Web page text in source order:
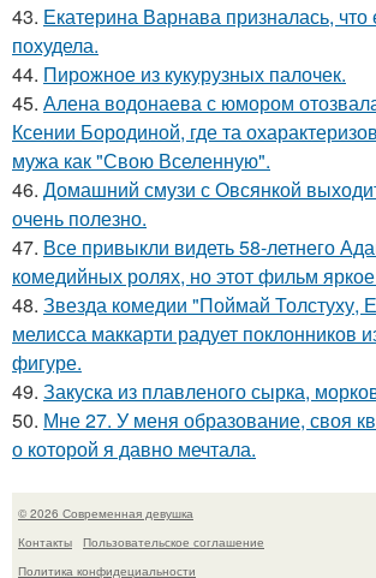
43. Екатерина Варнава призналась,
похудела.
44. Пирожное из кукурузных палочек.
45. Алена водонаева с юмором
Ксении Бородиной, где та
мужа как "Свою Вселенную".
46. Домашний смузи с Овсянкой
очень полезно.
47. Все привыкли видеть 58-летнего
комедийных ролях, но этот фильм
48. Звезда комедии "Поймай
мелисса маккарти радует поклонников
фигуре.
49. Закуска из плавленого сырка,
50. Мне 27. У меня образование, своя
о которой я давно мечтала.
© 2026 Современная девушка
Контакты
Пользовательское соглашение
Политика конфидециальности